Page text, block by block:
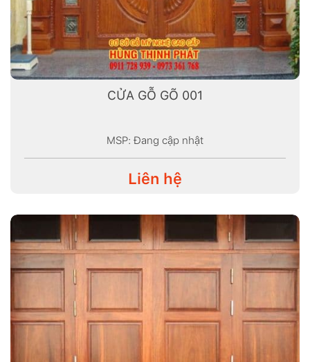
CỬA GỖ GÕ 001
MSP: Đang cập nhật
Liên hệ